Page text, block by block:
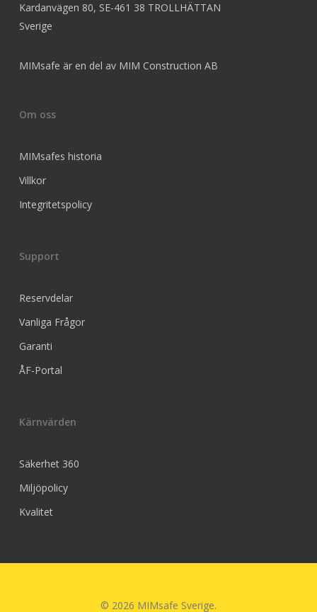
Kardanvägen 80, SE-461 38 TROLLHÄTTAN
Sverige
MIMsafe är en del av MIM Construction AB
Om oss
MIMsafes historia
Villkor
Integritetspolicy
Support
Reservdelar
Vanliga Frågor
Garanti
ÅF-Portal
Kärnvärden
Säkerhet 360
Miljöpolicy
Kvalitet
© 2026 MIMsafe Sverige.